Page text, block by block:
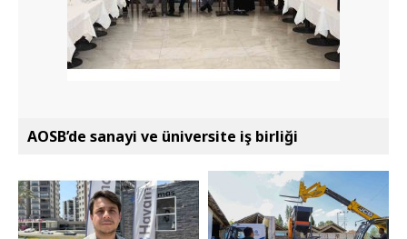
AOSB’de sanayi ve üniversite iş birliği